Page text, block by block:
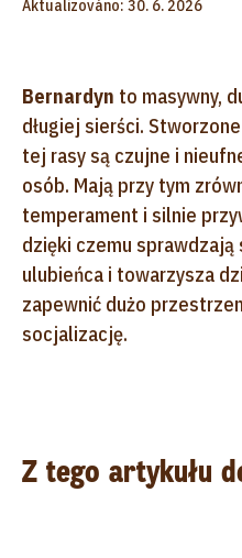
Aktualizováno: 30. 6. 2026
Bernardyn to masywny,
długiej sierści.
tej rasy są czujne i
osób. Mają przy tym
temperament i silnie
dzięki czemu
ulubieńca i towarzysza
zapewnić dużo
socjalizację.
Z tego artykułu